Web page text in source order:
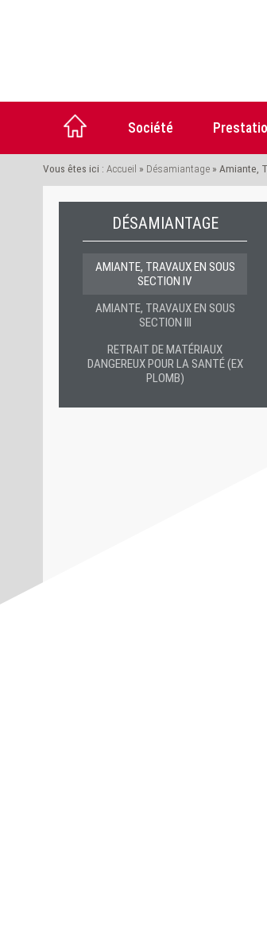
Société
Vous êtes ici : Accueil » Désamiantage» Amiante,
DÉSAMIANTAGE
AMIANTE, TRAVAUX EN SOUS
SECTION IV
AMIANTE, TRAVAUX EN SOUS
SECTION III
RETRAIT DE MATÉRIAUX
DANGEREUX POUR LA SANTÉ (EX
PLOMB)